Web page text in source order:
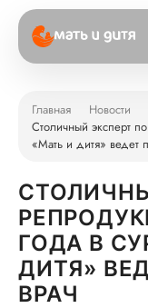
Главная
Новости
Столичный эксперт
«Мать и дитя» ведет
ГОДА В
ДИТЯ»
ВРАЧ